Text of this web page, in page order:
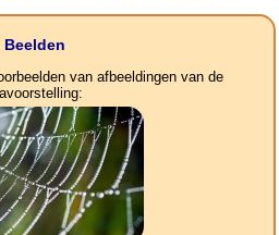
Beelden
van afbeeldingen van de